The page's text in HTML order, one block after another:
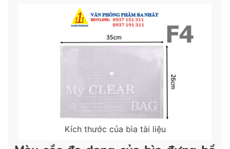
Kích thước của bìa tài liệu